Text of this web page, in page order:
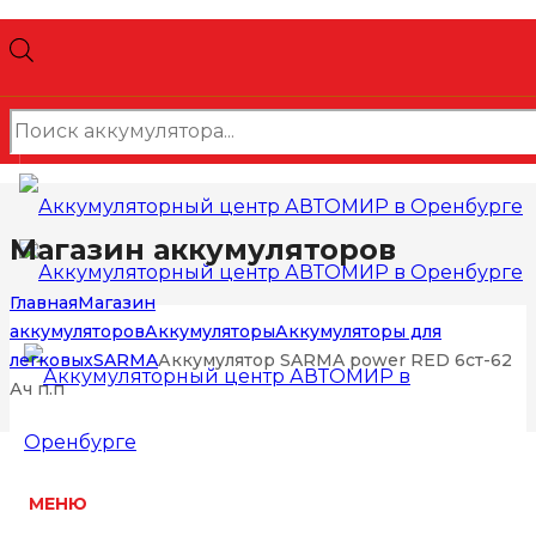
Поиск
товаров
МЕНЮ
Магазин аккумуляторов
ГлавнаяМагазин
аккумуляторовАккумуляторыАккумуляторы для
легковыхSARMAАккумулятор SARMA power RED 6ст-62
Ач п.п